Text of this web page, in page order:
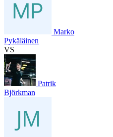
Marko
Pykäläinen
VS
Patrik
Björkman